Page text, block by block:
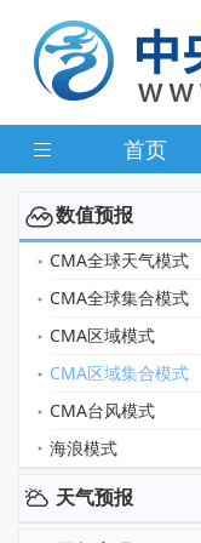
首页
数值预报
CMA全球天气模式
CMA全球集合模式
CMA区域模式
CMA区域集合模式
CMA台风模式
海浪模式
天气预报